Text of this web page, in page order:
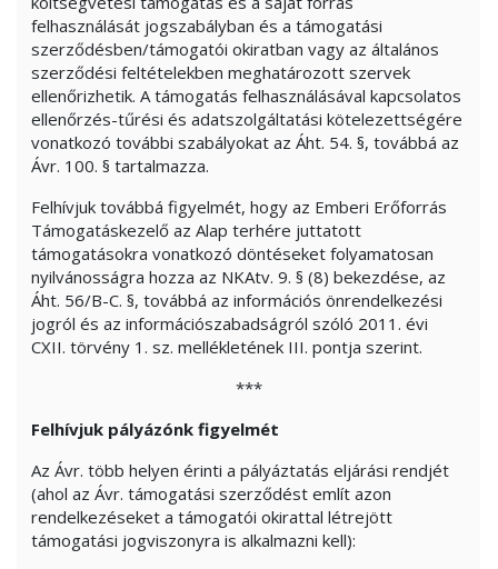
felhasználását jogszabályban és a támogatási
szerződésben/támogatói okiratban vagy az általános
szerződési feltételekben meghatározott szervek
ellenőrizhetik. A támogatás felhasználásával kapcsolatos
ellenőrzés-tűrési és adatszolgáltatási kötelezettségére
vonatkozó további szabályokat az Áht. 54. §, továbbá az
Ávr. 100. § tartalmazza.
Felhívjuk továbbá figyelmét, hogy az Emberi Erőforrás
Támogatáskezelő az Alap terhére juttatott
támogatásokra vonatkozó döntéseket folyamatosan
nyilvánosságra hozza az NKAtv. 9. § (8) bekezdése, az
Áht. 56/B-C. §, továbbá az információs önrendelkezési
jogról és az információszabadságról szóló 2011. évi
CXII. törvény 1. sz. mellékletének III. pontja szerint.
***
Felhívjuk pályázónk figyelmét
Az Ávr. több helyen érinti a pályáztatás eljárási rendjét
(ahol az Ávr. támogatási szerződést említ azon
rendelkezéseket a támogatói okirattal létrejött
támogatási jogviszonyra is alkalmazni kell):